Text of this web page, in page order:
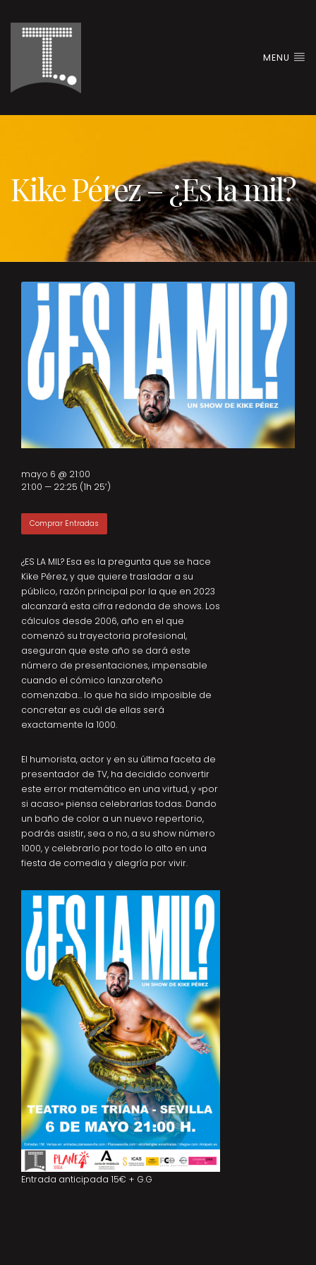
MENU
Kike Pérez – ¿Es la mil?
¿ES LA MIL? Esa es la pregunta que se hace
Kike Pérez, y que quiere trasladar a su
público, razón principal por la que en 2023
alcanzará esta cifra redonda de shows. Los
cálculos desde 2006, año en el que
comenzó su trayectoria profesional,
aseguran que este año se dará este
número de presentaciones, impensable
cuando el cómico lanzaroteño
comenzaba… lo que ha sido imposible de
concretar es cuál de ellas será
exactamente la 1000.
El humorista, actor y en su última faceta de
presentador de TV, ha decidido convertir
este error matemático en una virtud, y «por
si acaso» piensa celebrarlas todas. Dando
un baño de color a un nuevo repertorio,
podrás asistir, sea o no, a su show número
1000, y celebrarlo por todo lo alto en una
fiesta de comedia y alegría por vivir.
Entrada anticipada 15€ + G.G
mayo 6 @ 21:00
21:00 — 22:25 (1h 25′)
Comprar Entradas